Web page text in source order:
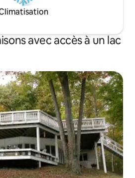
avec accès à un lac